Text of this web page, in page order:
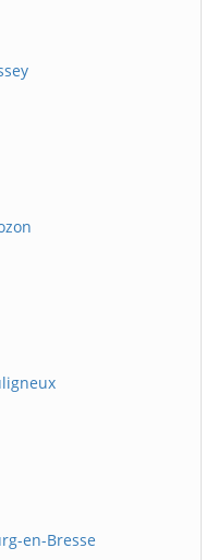
en-Bresse